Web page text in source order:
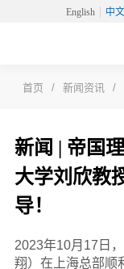
English 中文
首页 / 新闻资讯 /
新闻 | 帝国
大学刘欣教
导！